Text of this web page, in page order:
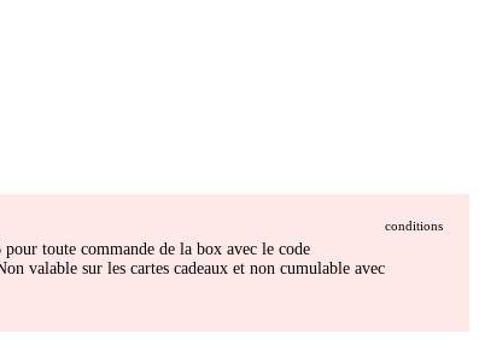
conditions
toute commande de la box avec le code
valable sur les cartes cadeaux et non cumulable avec